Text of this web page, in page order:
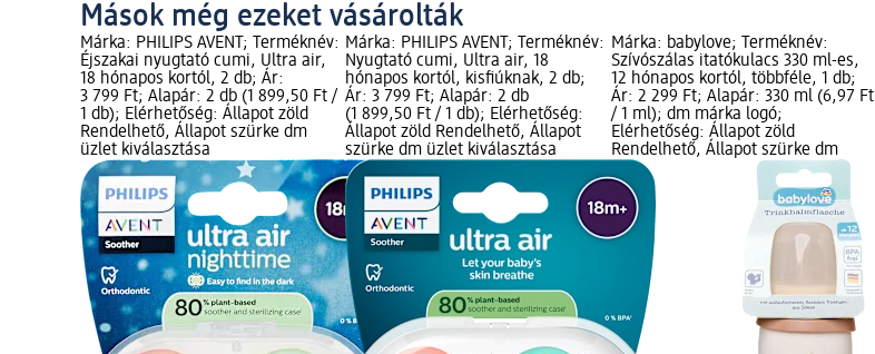
Mások még ezeket vásárolták
Márka: PHILIPS AVENT; Terméknév:
Éjszakai nyugtató cumi, Ultra air,
18 hónapos kortól, 2 db; Ár:
3 799 Ft; Alapár: 2 db (1 899,50 Ft /
1 db); Elérhetőség: Állapot zöld
Rendelhető, Állapot szürke dm
üzlet kiválasztása
Márka: PHILIPS AVENT; Terméknév:
Nyugtató cumi, Ultra air, 18
hónapos kortól, kisfiúknak, 2 db;
Ár: 3 799 Ft; Alapár: 2 db
(1 899,50 Ft / 1 db); Elérhetőség:
Állapot zöld Rendelhető, Állapot
szürke dm üzlet kiválasztása
Márka: babylove; Terméknév:
Szívószálas itatókulacs 330 ml-es,
12 hónapos kortól, többféle, 1 db;
Ár: 2 299 Ft; Alapár: 330 ml (6,97 Ft
/ 1 ml); dm márka logó;
Elérhetőség: Állapot zöld
Rendelhető, Állapot szürke dm